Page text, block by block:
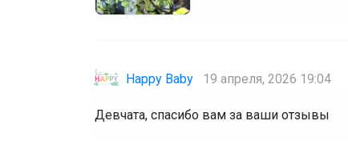
Happy Baby 19 апреля, 2026 19:04
Девчата, спасибо вам за ваши отзывы